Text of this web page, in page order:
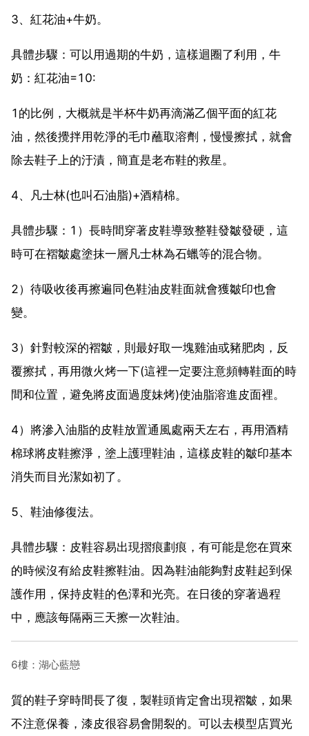
3、紅花油+牛奶。
具體步驟：可以用過期的牛奶，這樣迴圈了利用，牛
奶：紅花油=10:
1的比例，大概就是半杯牛奶再滴滿乙個平面的紅花
油，然後攪拌用乾淨的毛巾蘸取溶劑，慢慢擦拭，就會
除去鞋子上的汙漬，簡直是老布鞋的救星。
4、凡士林(也叫石油脂)+酒精棉。
具體步驟：1）長時間穿著皮鞋導致整鞋發皺發硬，這
時可在褶皺處塗抹一層凡士林為石蠟等的混合物。
2）待吸收後再擦遍同色鞋油皮鞋面就會獲皺印也會
變。
3）針對較深的褶皺，則最好取一塊雞油或豬肥肉，反
覆擦拭，再用微火烤一下(這裡一定要注意頻轉鞋面的時
間和位置，避免將皮面過度妹烤)使油脂溶進皮面裡。
4）將滲入油脂的皮鞋放置通風處兩天左右，再用酒精
棉球將皮鞋擦淨，塗上護理鞋油，這樣皮鞋的皺印基本
消失而目光潔如初了。
5、鞋油修復法。
具體步驟：皮鞋容易出現摺痕劃痕，有可能是您在買來
的時候沒有給皮鞋擦鞋油。因為鞋油能夠對皮鞋起到保
護作用，保持皮鞋的色澤和光亮。在日後的穿著過程
中，應該每隔兩三天擦一次鞋油。
6樓：湖心藍戀
質的鞋子穿時間長了復，製鞋頭肯定會出現褶皺，如果
不注意保養，漆皮很容易會開裂的。可以去模型店買光